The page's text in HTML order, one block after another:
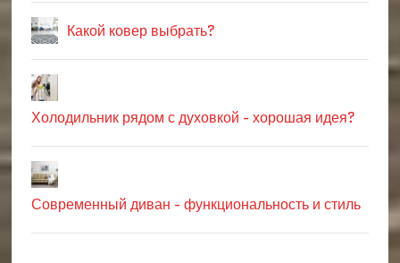
Какой ковер выбрать?
Холодильник рядом с духовкой - хорошая идея?
Современный диван - функциональность и стиль